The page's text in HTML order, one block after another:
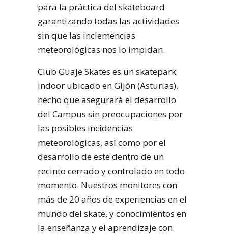
para la práctica del skateboard
garantizando todas las actividades
sin que las inclemencias
meteorológicas nos lo impidan.
Club Guaje Skates es un skatepark
indoor ubicado en Gijón (Asturias),
hecho que asegurará el desarrollo
del Campus sin preocupaciones por
las posibles incidencias
meteorológicas, así como por el
desarrollo de este dentro de un
recinto cerrado y controlado en todo
momento. Nuestros monitores con
más de 20 años de experiencias en el
mundo del skate, y conocimientos en
la enseñanza y el aprendizaje con